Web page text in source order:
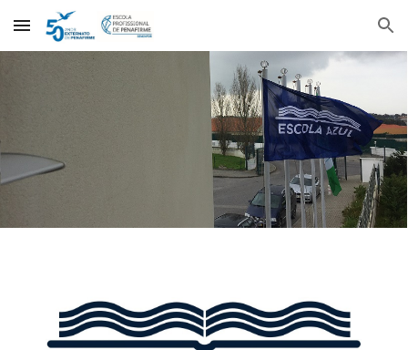
Skip to main content Skip to navigation